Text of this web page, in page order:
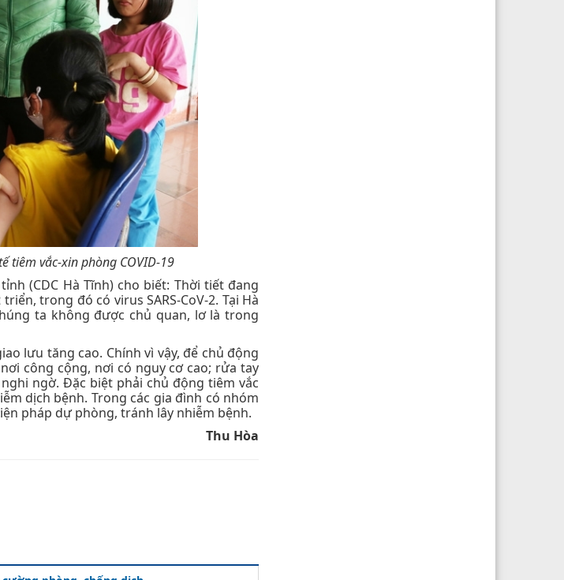
tiêm vắc-xin phòng COVID-19
(CDC Hà Tĩnh) cho biết: Thời tiết đang
trong đó có virus SARS-CoV-2. Tại Hà
ta không được chủ quan, lơ là trong
lưu tăng cao. Chính vì vậy, để chủ động
công cộng, nơi có nguy cơ cao; rửa tay
ngờ. Đặc biệt phải chủ động tiêm vắc
dịch bệnh. Trong các gia đình có nhóm
pháp dự phòng, tránh lây nhiễm bệnh.
Thu Hòa